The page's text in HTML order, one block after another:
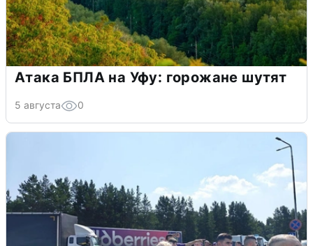
Атака БПЛА на Уфу: горожане шутят
5 августа 0